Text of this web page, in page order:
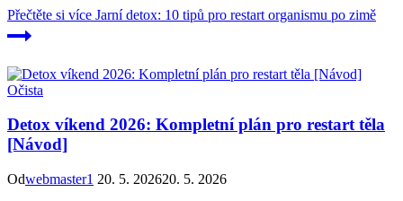
Přečtěte si více Jarní detox: 10 tipů pro restart organismu po zimě
Očista
Detox víkend 2026: Kompletní plán pro restart těla
[Návod]
Odwebmaster1 20. 5. 202620. 5. 2026